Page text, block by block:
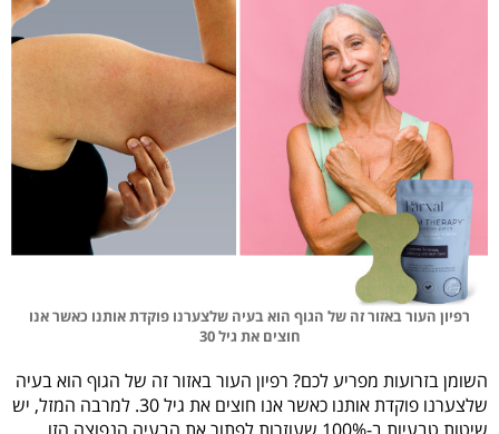
רפיון העור באזור זה של הגוף הוא בעיה שלצערנו פוקדת אותנו כאשר אנו
חוצים את גיל 30
השומן בזרועות מפריע לכם? רפיון העור באזור זה של הגוף הוא בעיה
שלצערנו פוקדת אותנו כאשר אנו חוצים את גיל 30. למרבה המזל, יש